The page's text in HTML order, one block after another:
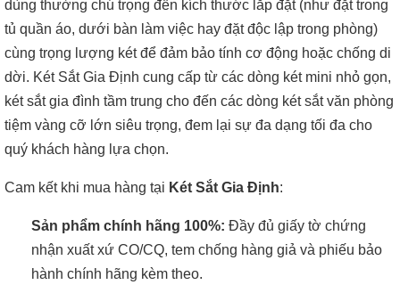
dùng thường chú trọng đến kích thước lắp đặt (như đặt trong
tủ quần áo, dưới bàn làm việc hay đặt độc lập trong phòng)
cùng trọng lượng két để đảm bảo tính cơ động hoặc chống di
dời. Két Sắt Gia Định cung cấp từ các dòng két mini nhỏ gọn,
két sắt gia đình tầm trung cho đến các dòng két sắt văn phòng
tiệm vàng cỡ lớn siêu trọng, đem lại sự đa dạng tối đa cho
quý khách hàng lựa chọn.
Cam kết khi mua hàng tại Két Sắt Gia Định:
Sản phẩm chính hãng 100%: Đầy đủ giấy tờ chứng
nhận xuất xứ CO/CQ, tem chống hàng giả và phiếu bảo
hành chính hãng kèm theo.